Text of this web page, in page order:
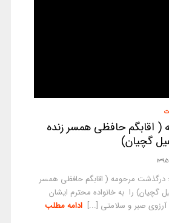
اقابگم حافظی همسر زنده
گچیان)
درگذشت مرحومه ( اقابگم حافظی همسر
گچیان) را به خانواده محترم ایشان
صبر و سلامتی [...] ادامه مطلب